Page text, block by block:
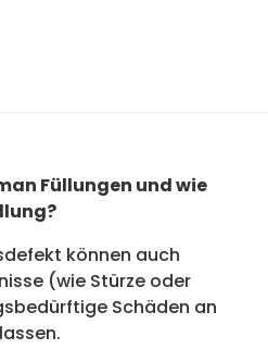
Füllungen und wie
können auch
(wie Stürze oder
Schäden an